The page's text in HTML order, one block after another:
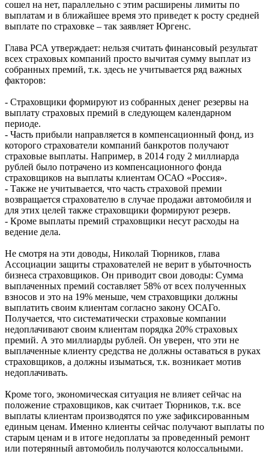
сошел на нет, параллельно с этим расширены лимиты по
выплатам и в ближайшее время это приведет к росту средней
выплате по страховке – так заявляет Юргенс.
Глава РСА утверждает: нельзя считать финансовый результат
всех страховых компаний просто вычитая сумму выплат из
собранных премий, т.к. здесь не учитывается ряд важных
факторов:
- Страховщики формируют из собранных денег резервы на
выплату страховых премий в следующем календарном
периоде.
- Часть прибыли направляется в компенсационный фонд, из
которого страхователи компаний банкротов получают
страховые выплаты. Например, в 2014 году 2 миллиарда
рублей было потрачено из компенсационного фонда
страховщиков на выплаты клиентам ОСАО «Россия».
- Также не учитывается, что часть страховой премии
возвращается страхователю в случае продажи автомобиля и
для этих целей также страховщики формируют резерв.
- Кроме выплаты премий страховщики несут расходы на
ведение дела.
Не смотря на эти доводы, Николай Тюрников, глава
Ассоциации защиты страхователей не верит в убыточность
бизнеса страховщиков. Он приводит свои доводы: Сумма
выплаченных премий составляет 58% от всех полученных
взносов и это на 19% меньше, чем страховщики должны
выплатить своим клиентам согласно закону ОСАГо.
Получается, что систематически страховые компании
недоплачивают своим клиентам порядка 20% страховых
премий. А это миллиарды рублей. Он уверен, что эти не
выплаченные клиенту средства не должны оставаться в руках
страховщиков, а должны изыматься, т.к. возникает мотив
недоплачивать.
Кроме того, экономическая ситуация не влияет сейчас на
положение страховщиков, как считает Тюрников, т.к. все
выплаты клиентам производятся по уже зафиксированным
единым ценам. Именно клиенты сейчас получают выплаты по
старым ценам и в итоге недоплаты за проведенный ремонт
или потерянный автомобиль получаются колоссальными.